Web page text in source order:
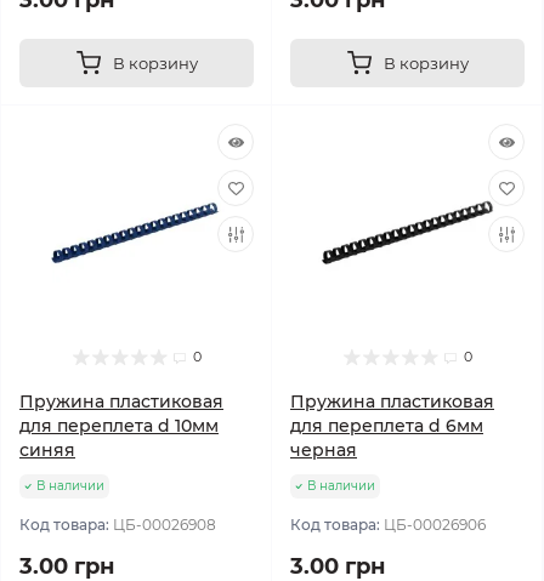
В корзину В корзину
0
Пружина пластиковая
для переплета d 10мм
синяя
В наличии
Код товара: ЦБ-00026908
3.00 грн
0
Пружина пластиковая
для переплета d 6мм
черная
В наличии
Код товара: ЦБ-00026906
3.00 грн